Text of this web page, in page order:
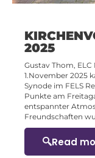
2025
Gustav Thom,
1.November 2025
Synode im FELS
Punkte am
entspannter
Freundschaften
Read